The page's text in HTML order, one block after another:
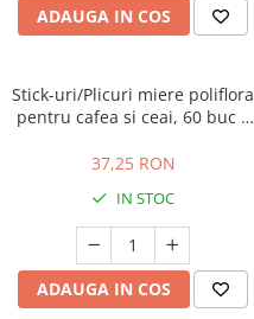
ADAUGA IN COS
Stick-uri/Plicuri miere poliflora
pentru cafea si ceai, 60 buc x
Roua Florilor
37,25 RON
IN STOC
ADAUGA IN COS